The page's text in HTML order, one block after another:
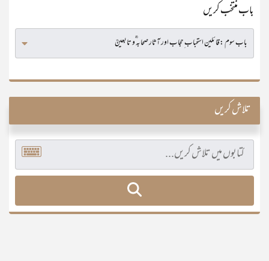
باب منتخب کریں
تلاش کریں